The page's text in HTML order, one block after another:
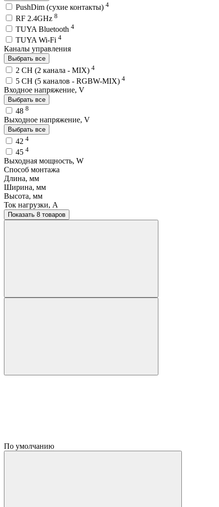
PushDim (сухие контакты) 4
RF 2.4GHz 8
TUYA Bluetooth 4
TUYA Wi-Fi 4
Каналы управления
Выбрать все
2 CH (2 канала - MIX) 4
5 CH (5 каналов - RGBW-MIX) 4
Входное напряжение, V
Выбрать все
48 8
Выходное напряжение, V
Выбрать все
42 4
45 4
Выходная мощность, W
Способ монтажа
Длина, мм
Ширина, мм
Высота, мм
Ток нагрузки, A
Показать 8 товаров
По умолчанию